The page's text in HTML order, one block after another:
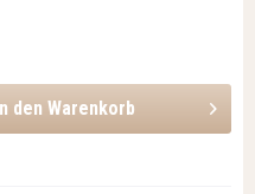
den Warenkorb